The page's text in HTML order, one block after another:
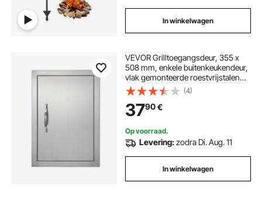
In winkelwagen
VEVOR Grilltoegangsdeur, 355 x
508 mm, enkele buitenkeukendeur,
vlak gemonteerde roestvrijstalen
deur, verticale wanddeur met
handgreep, voor grill-eiland,
grillstation, buitenkast
(4)
3790€
Op voorraad.
Levering:zodra Di. Aug. 11
In winkelwagen